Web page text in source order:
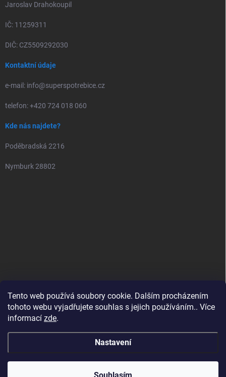
Tento web používá soubory cookie. Dalším procházením
tohoto webu vyjadřujete souhlas s jejich používáním.. Více
informací zde.
Nastavení
Jaroslav Drahokoupil
IČ: 11259311
DIČ: CZ5509292030
Kontaktní údaje
e-mail: info@superspotrebice.cz
telefon: +420 724 018 060
Kde nás najdete?
Poděbradská 2216
Nymburk 28802
SuperSpotřebiče . Všechna práva vyhrazena.